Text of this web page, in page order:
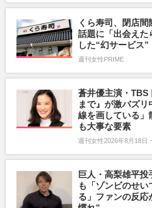
くら寿司、閉店
話題に「出会えた
した“幻サービス
週刊女性PRIME
蒼井優主演・TBS
まで』が激バズ
線を画している」
も大事な要素
週刊女性2026年8月18日
巨人・高梨雄平
も「ゾンビのせい
る」ファンの反応